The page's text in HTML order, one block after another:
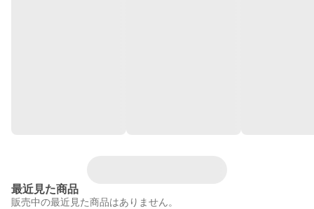
最近見た商品
販売中の最近見た商品はありません。